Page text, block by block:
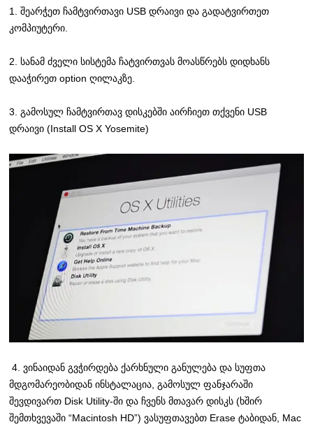
1. შეარჭეთ ჩამტვირთავი USB დრაივი და გადატვირთეთ
კომპიუტერი.
2. სანამ ძველი სისტემა ჩატვირთვას მოასწრებს დიდხანს
დააჭირეთ option ღილაკზე.
3. გამოსულ ჩამტვირთავ დისკებში აირჩიეთ თქვენი USB
დრაივი (Install OS X Yosemite)
4. ვინაიდან გვჭირდება ქარხნული განულება და სუფთა
მდგომარეობიდან ინსტალაცია, გამოსულ ფანჯარაში
შევდივართ Disk Utility-ში და ჩვენს მთავარ დისკს (ხშირ
შემთხვევაში “Macintosh HD”) ვასუფთავებთ Erase ტაბიდან, Mac